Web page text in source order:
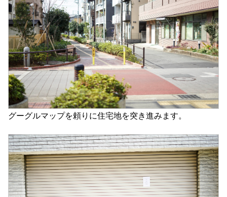
グーグルマップを頼りに住宅地を突き進みます。